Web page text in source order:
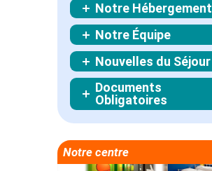
Notre Hébergement
Notre Équipe
Nouvelles du Séjour
Documents
Obligatoires
Notre centre